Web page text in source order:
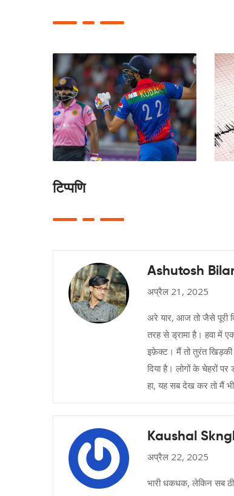
टिप्पणि
Ashutosh
अप्रैल 21, 2025
अरे यार, आज तो जैसे पूरी
तरह से ड्रामा है। हवा में
इफ़ेक्ट। मैं तो तुरंत खिड़की
दिया है। लोगों के चेहरों
हा, यह सब देख कर तो मैं
Kaushal
अप्रैल 22, 2025
भारी धकधक, लेकिन सब